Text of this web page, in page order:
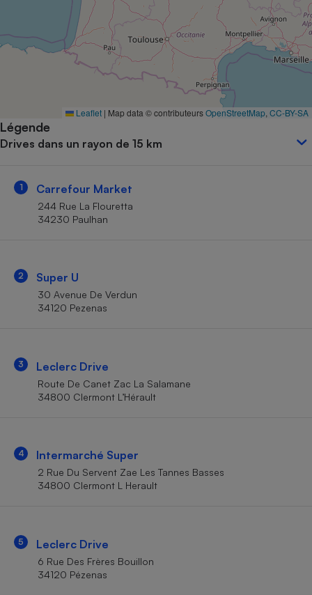
Leaflet | Map data © contributeursOpenStreetMap CC-BY-SA
Légende
Drives dans un rayon de 15 km
1 Carrefour Market
244 Rue La Flouretta
34230 Paulhan
2 Super U
30 Avenue De Verdun
34120 Pezenas
3 Leclerc Drive
Route De Canet Zac La Salamane
34800 Clermont L’Hérault
4 Intermarché Super
2 Rue Du Servent Zae Les Tannes Basses
34800 Clermont L Herault
5 Leclerc Drive
6 Rue Des Frères Bouillon
34120 Pézenas
Complément
alimentaire
Assurance emprunteur
Petit électroménager -
Antivirus
Mutuelle